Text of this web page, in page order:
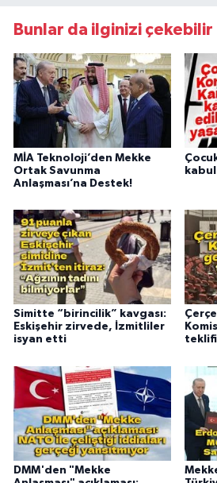
Bunlar da ilginizi çekebilir
MİA Teknoloji’den Mekke
Ortak Savunma
Anlaşması’na Destek!
Simitte “birincilik” kavgası:
Eskişehir zirvede, İzmitliler
isyan etti
DMM'den "Mekke